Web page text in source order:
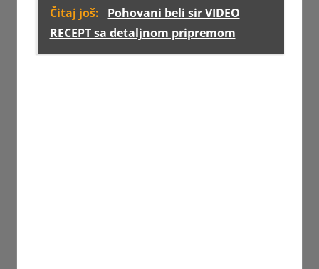
Čitaj još:
Pohovani beli sir VIDEO
RECEPT sa detaljnom pripremom